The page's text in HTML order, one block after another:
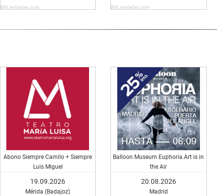
Bild: entradas.com Bild: entradas.com
Abono Siempre Camilo + Siempre
Luis Miguel
19.09.2026
Mérida (Badajoz)
Balloon Museum Euphoria.Art is in
the Air
20.08.2026
Madrid